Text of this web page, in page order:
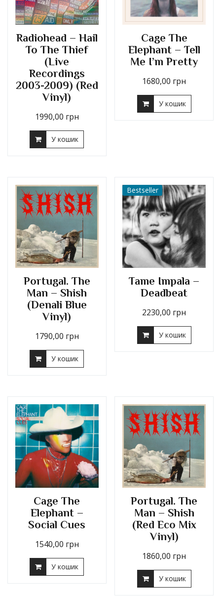
Radiohead – Hail
To The Thief
(Live
Recordings
2003-2009) (Red
Vinyl)
1990,00 грн
У кошик
Cage The
Elephant – Tell
Me I’m Pretty
1680,00 грн
У кошик
Portugal. The
Man – Shish
(Denali Blue
Vinyl)
1790,00 грн
У кошик
Bestseller
Tame Impala –
Deadbeat
2230,00 грн
У кошик
Cage The
Elephant –
Social Cues
1540,00 грн
У кошик
Portugal. The
Man – Shish
(Red Eco Mix
Vinyl)
1860,00 грн
У кошик